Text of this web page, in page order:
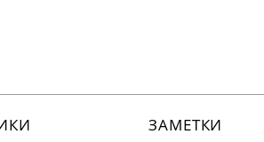
ЗАМЕТКИ